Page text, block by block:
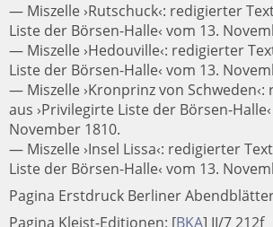
— Miszelle ›Rutschuck‹: redigierter
Liste der Börsen-Halle‹ vom 13.
— Miszelle ›Hedouville‹: redigierter
Liste der Börsen-Halle‹ vom 13.
— Miszelle ›Kronprinz von
aus ›Privilegirte Liste der Börsen-
November 1810.
— Miszelle ›Insel Lissa‹: redigierter
Liste der Börsen-Halle‹ vom 13.
Pagina Erstdruck Berliner
Pagina Kleist-Editionen: [BKA] II/7 212f